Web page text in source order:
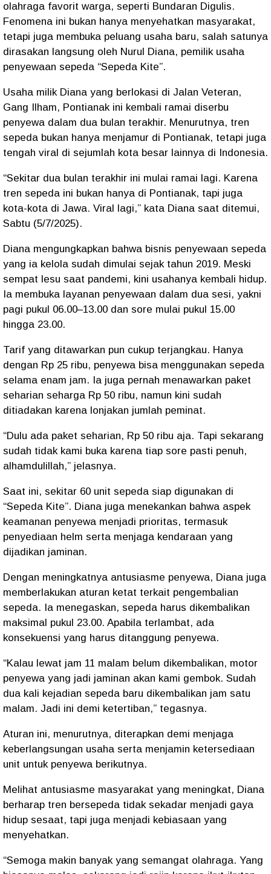
olahraga favorit warga, seperti Bundaran Digulis.
Fenomena ini bukan hanya menyehatkan masyarakat,
tetapi juga membuka peluang usaha baru, salah satunya
dirasakan langsung oleh Nurul Diana, pemilik usaha
penyewaan sepeda “Sepeda Kite”.
Usaha milik Diana yang berlokasi di Jalan Veteran,
Gang Ilham, Pontianak ini kembali ramai diserbu
penyewa dalam dua bulan terakhir. Menurutnya, tren
sepeda bukan hanya menjamur di Pontianak, tetapi juga
tengah viral di sejumlah kota besar lainnya di Indonesia.
“Sekitar dua bulan terakhir ini mulai ramai lagi. Karena
tren sepeda ini bukan hanya di Pontianak, tapi juga
kota-kota di Jawa. Viral lagi,” kata Diana saat ditemui,
Sabtu (5/7/2025).
Diana mengungkapkan bahwa bisnis penyewaan sepeda
yang ia kelola sudah dimulai sejak tahun 2019. Meski
sempat lesu saat pandemi, kini usahanya kembali hidup.
Ia membuka layanan penyewaan dalam dua sesi, yakni
pagi pukul 06.00–13.00 dan sore mulai pukul 15.00
hingga 23.00.
Tarif yang ditawarkan pun cukup terjangkau. Hanya
dengan Rp 25 ribu, penyewa bisa menggunakan sepeda
selama enam jam. Ia juga pernah menawarkan paket
seharian seharga Rp 50 ribu, namun kini sudah
ditiadakan karena lonjakan jumlah peminat.
“Dulu ada paket seharian, Rp 50 ribu aja. Tapi sekarang
sudah tidak kami buka karena tiap sore pasti penuh,
alhamdulillah,” jelasnya.
Saat ini, sekitar 60 unit sepeda siap digunakan di
“Sepeda Kite”. Diana juga menekankan bahwa aspek
keamanan penyewa menjadi prioritas, termasuk
penyediaan helm serta menjaga kendaraan yang
dijadikan jaminan.
Dengan meningkatnya antusiasme penyewa, Diana juga
memberlakukan aturan ketat terkait pengembalian
sepeda. Ia menegaskan, sepeda harus dikembalikan
maksimal pukul 23.00. Apabila terlambat, ada
konsekuensi yang harus ditanggung penyewa.
“Kalau lewat jam 11 malam belum dikembalikan, motor
penyewa yang jadi jaminan akan kami gembok. Sudah
dua kali kejadian sepeda baru dikembalikan jam satu
malam. Jadi ini demi ketertiban,” tegasnya.
Aturan ini, menurutnya, diterapkan demi menjaga
keberlangsungan usaha serta menjamin ketersediaan
unit untuk penyewa berikutnya.
Melihat antusiasme masyarakat yang meningkat, Diana
berharap tren bersepeda tidak sekadar menjadi gaya
hidup sesaat, tapi juga menjadi kebiasaan yang
menyehatkan.
“Semoga makin banyak yang semangat olahraga. Yang